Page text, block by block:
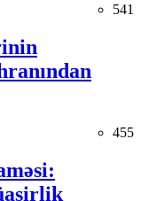
541
455